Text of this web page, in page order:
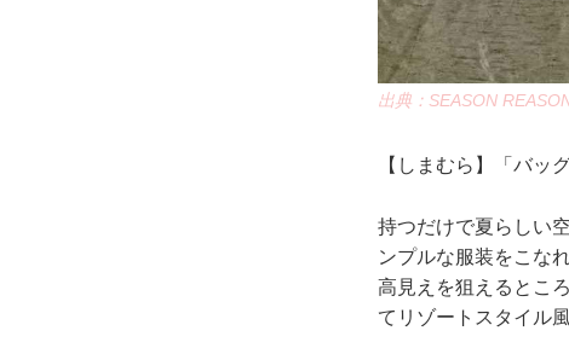
出典：SEASON
【しまむら】「バッ
持つだけで夏らしい
ンプルな服装をこな
高見えを狙えるとこ
てリゾートスタイル